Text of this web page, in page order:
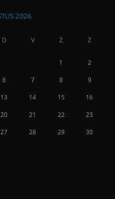
2026
D V Z Z
1 2
6 7 8 9
13 14 15 16
20 21 22 23
27 28 29 30